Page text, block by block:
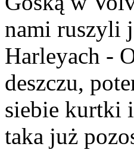
nami ruszyli
Harleyach -
deszczu,
siebie kurtki
taka już